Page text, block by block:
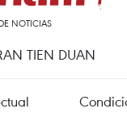
NOTICIAS
TIEN DUAN